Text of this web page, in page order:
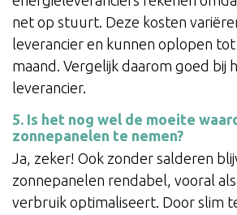
net op stuurt. Deze kosten
leverancier en kunnen oplopen
maand. Vergelijk daarom goed bij
leverancier.
5. Is het nog wel de moeite
zonnepanelen te nemen?
Ja, zeker! Ook zonder salderen
zonnepanelen rendabel, vooral als
verbruik optimaliseert. Door slim